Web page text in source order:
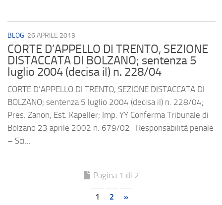
BLOG 26 APRILE 2013
CORTE D’APPELLO DI TRENTO, SEZIONE
DISTACCATA DI BOLZANO; sentenza 5
luglio 2004 (decisa il) n. 228/04
CORTE D’APPELLO DI TRENTO, SEZIONE DISTACCATA DI
BOLZANO; sentenza 5 luglio 2004 (decisa il) n. 228/04;
Pres. Zanon, Est. Kapeller; Imp. YY Conferma Tribunale di
Bolzano 23 aprile 2002 n. 679/02 Responsabilità penale
– Sci...
Pagina 1 di 2
1 2 »